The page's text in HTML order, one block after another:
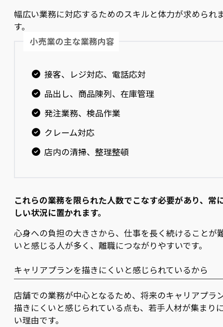
幅広い業務に対応するためのスキルと体力が求められ
す。
小売業の主な業務内容
接客、レジ対応、電話応対
品出し、商品陳列、在庫管理
発注業務、検品作業
クレーム対応
店内の清掃、整理整頓
これらの業務を限られた人数でこなす必要があり、常
しい状況に置かれます。
心身への負担の大きさから、仕事を長く続けることが
いと感じる人が多く、離職につながりやすいです。
キャリアプランを描きにくいと感じられているから
店舗での業務が中心となるため、将来のキャリアプラ
描きにくいと感じられている点も、若手人材が集まり
い理由です。